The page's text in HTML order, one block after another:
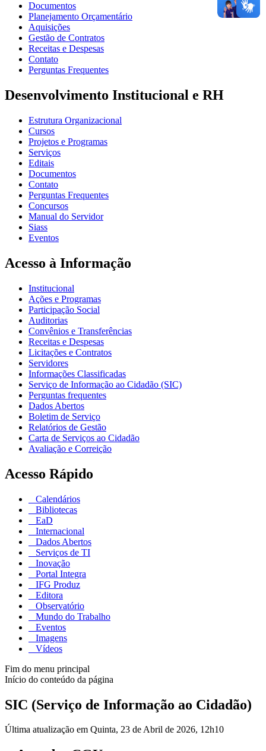
Documentos
Planejamento Orçamentário
Aquisições
Gestão de Contratos
Receitas e Despesas
Contato
Perguntas Frequentes
Desenvolvimento Institucional e RH
Estrutura Organizacional
Cursos
Projetos e Programas
Serviços
Editais
Documentos
Contato
Perguntas Frequentes
Concursos
Manual do Servidor
Siass
Eventos
Acesso à Informação
Institucional
Ações e Programas
Participação Social
Auditorias
Convênios e Transferências
Receitas e Despesas
Licitações e Contratos
Servidores
Informações Classificadas
Serviço de Informação ao Cidadão (SIC)
Perguntas frequentes
Dados Abertos
Boletim de Serviço
Relatórios de Gestão
Carta de Serviços ao Cidadão
Avaliação e Correição
Acesso Rápido
Calendários
Bibliotecas
EaD
Internacional
Dados Abertos
Serviços de TI
Inovação
Portal Integra
IFG Produz
Editora
Observatório
Mundo do Trabalho
Eventos
Imagens
Vídeos
Fim do menu principal
Início do conteúdo da página
SIC (Serviço de Informação ao Cidadão)
Última atualização em Quinta, 23 de Abril de 2026, 12h10